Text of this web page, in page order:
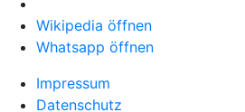
Wikipedia öffnen
Whatsapp öffnen
Impressum
Datenschutz